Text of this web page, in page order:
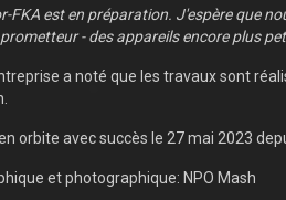
FKA est en préparation. J'espère que
- des appareils encore plus
a noté que les travaux sont
orbite avec succès le 27 mai 2023
et photographique: NPO Mash